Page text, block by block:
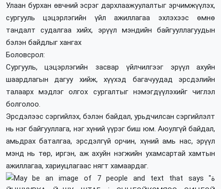
Улаан бурхан өвчний эсрэг дархлаажуулалтыг эрчимжүүлэх,
сургууль цэцэрлэгийн үйл ажиллагаа эхлэхээс өмнө
тандалт судалгаа хийх, эрүүл мэндийн байгууллагуудын
бэлэн байдлыг хангах
Боловсрол:
Сургууль, цэцэрлэгийн засвар үйлчилгээг эрүүл ахуйн
шаардлагын дагуу хийж, хүүхэд багачуудад эрсдэлийн
талаарх мэдлэг олгох сургалтыг нэмэгдүүлэхийг чиглэл
болголоо.
Эрсдэлээс сэргийлэх, бэлэн байдал, урьдчилсан сэргийлэлт
нь нэг байгууллага, нэг хүний үүрэг биш юм. Аюулгүй байдал,
амьдрах баталгаа, эрсдэлгүй орчин, хүний амь нас, эрүүл
мэнд нь төр, иргэн, аж ахуйн нэгжийн ухамсартай хамтын
ажиллагаа, хариуцлагаас нягт хамаардаг.